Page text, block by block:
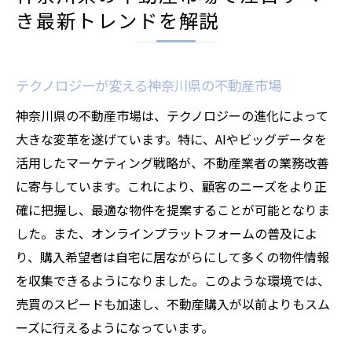
き最新トレンドを解説
テクノロジーが変える神奈川県の不動産市場
神奈川県の不動産市場は、テクノロジーの進化によって
大きな変革を遂げています。特に、AIやビッグデータを
活用したマーケティング戦略が、不動産業者の業務改善
に寄与しています。これにより、顧客のニーズをより正
確に把握し、最適な物件を提案することが可能となりま
した。また、オンラインプラットフォームの普及によ
り、購入希望者は自宅に居ながらにして多くの物件情報
を収集できるようになりました。このような環境では、
売買のスピードも加速し、不動産購入が以前よりもスム
ーズに行えるようになっています。